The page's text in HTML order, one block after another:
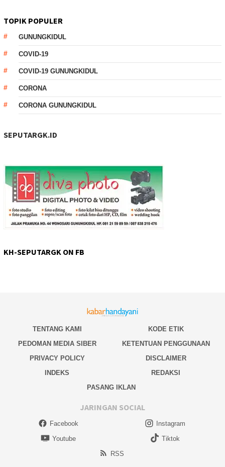
TOPIK POPULER
GUNUNGKIDUL
COVID-19
COVID-19 GUNUNGKIDUL
CORONA
CORONA GUNUNGKIDUL
SEPUTARGK.ID
KH-SEPUTARGK ON FB
TENTANG KAMI
KODE ETIK
PEDOMAN MEDIA SIBER
KETENTUAN PENGGUNAAN
PRIVACY POLICY
DISCLAIMER
INDEKS
REDAKSI
PASANG IKLAN
JARINGAN SOCIAL
Facebook
Instagram
Youtube
Tiktok
RSS